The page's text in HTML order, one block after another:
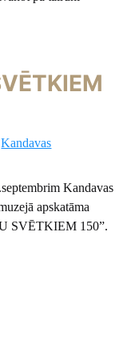
Kandavas
Kandavas
apskatāma
SVĒTKIEM 150”.